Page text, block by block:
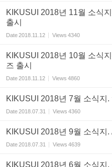
KIKUSUI 2018년 11월 소식
출시
Date2018.11.12 Views 4340
KIKUSUI 2018년 10월 소식
즈 출시
Date2018.11.12 Views 4860
KIKUSUI 2018년 7월 소식지
Date2018.07.31 Views 4360
KIKUSUI 2018년 9월 소식지.
Date2018.07.31 Views 4639
KIKUSUI 2018년 6월 소식지.